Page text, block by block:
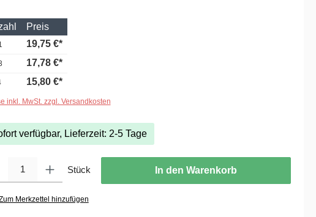
Preis
19,75 €*
17,78 €*
15,80 €*
inkl. MwSt. zzgl. Versandkosten
verfügbar, Lieferzeit: 2-5 Tage
Stück In den Warenkorb
Merkzettel hinzufügen